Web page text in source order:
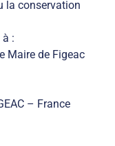
la conservation
:
Maire de Figeac
– France